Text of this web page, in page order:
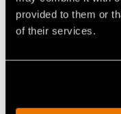
provided to them or
of their services.